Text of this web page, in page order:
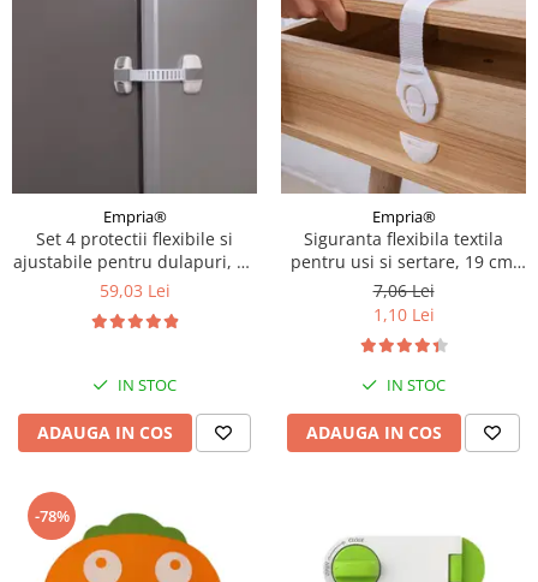
Empria®
Set 4 protectii flexibile si
ajustabile pentru dulapuri, 20
x 5.5 cm, Gri
59,03 Lei
IN STOC
ADAUGA IN COS
Empria®
Siguranta flexibila textila
pentru usi si sertare, 19 cm,
Alb, model Economic
7,06 Lei
1,10 Lei
IN STOC
ADAUGA IN COS
-78%